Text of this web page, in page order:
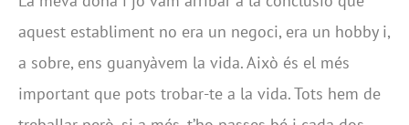
aquest establiment no era un negoci, era un hobby i,
a sobre, ens guanyàvem la vida. Això és el més
important que pots trobar-te a la vida. Tots hem de